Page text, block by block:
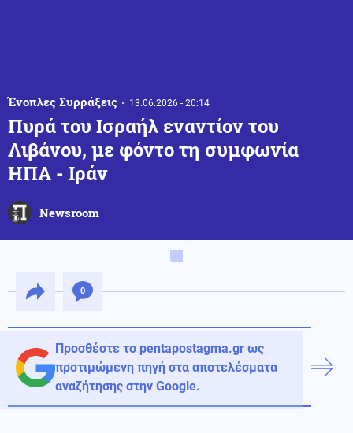
Ένοπλες Συρράξεις 13.06.2026 - 20:14
Πυρά του Ισραήλ εναντίον του
Λιβάνου, με φόντο τη συμφωνία
ΗΠΑ - Ιράν
Newsroom
0
Προσθέστε το pentapostagma.gr ως
προτιμώμενη πηγή στα αποτελέσματα
αναζήτησης στην Google.